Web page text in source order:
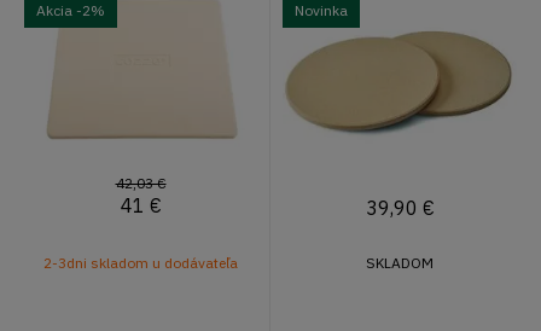
Akcia -2%
42,03 €
41 €
2-3dni skladom u dodávateľa
Novinka
39,90 €
SKLADOM